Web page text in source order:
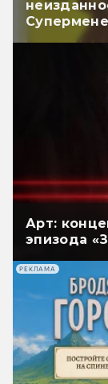
Арт:
эпизода
РЕКЛАМА